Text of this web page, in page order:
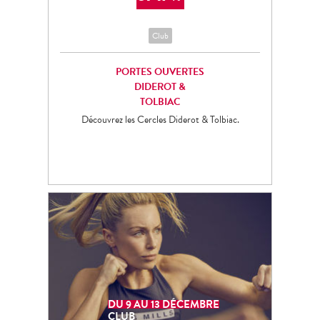
Club
PORTES OUVERTES
DIDEROT &
TOLBIAC
Découvrez les Cercles Diderot & Tolbiac.
DU 9 AU 13 DÉCEMBRE
CLUB
9
DEC.
Club
DÉCOUVREZ